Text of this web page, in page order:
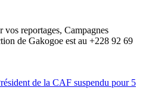
vos reportages, Campagnes
de Gakogoe est au +228 92 69